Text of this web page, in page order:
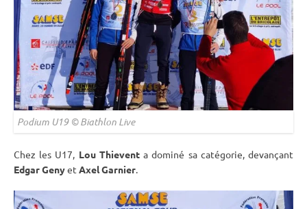
Podium U19 © Biathlon Live
Chez les U17, Lou Thieventa dominé sa catégorie, devançant
Edgar Genyet Axel Garnier.